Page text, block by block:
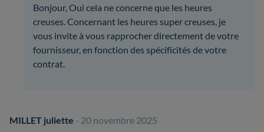
Bonjour, Oui cela ne concerne que les heures
creuses. Concernant les heures super creuses, je
vous invite à vous rapprocher directement de votre
fournisseur, en fonction des spécificités de votre
contrat.
MILLET juliette - 20 novembre 2025